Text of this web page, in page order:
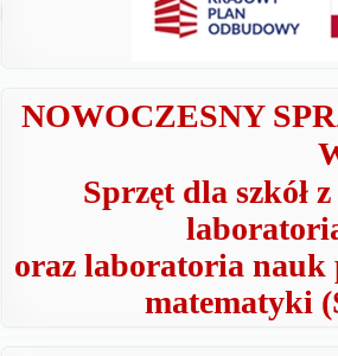
NOWOCZESNY
Sprzęt dla szkół
oraz laboratoria
matematyki